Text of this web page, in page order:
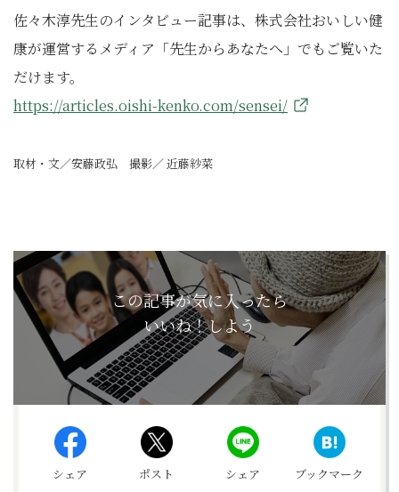
佐々木淳先生のインタビュー記事は、株式会社おいしい健
康が運営するメディア「先生からあなたへ」でもご覧いた
だけます。
https://articles.oishi-kenko.com/sensei/
取材・文／安藤政弘 撮影／ 近藤紗菜
この記事が気に入ったら
いいね！しよう
シェア ポスト シェア ブックマーク